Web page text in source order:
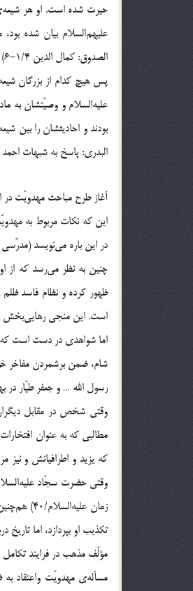
حیرت شده است. او هر شیعه‌ی
علیهم‌السلام بیان شده
الصدوق: کمال الدین 1/4-6)
پس هیچ کدام از بزرگان
علیه‌السلام و وصیّتشان به
بودند و احادیثشان را بین
البدری: پاسخ به شبهات احمد
آغاز طرح مباحث مهدویّت در
این که نکات مربوط به
در این باره می‌نویسد (مدرّسی
چنین به نظر می‌رسد که از
ظهور کرده و نظام فاسد
است. این منجی رهایی‌بخش را
اما شواهدی در دست است که
شام، ضمن برشمردن مفاخر
رسول الله … و جعفر طیّار
وقتی شخص در مقابل
مطالبی که به عنوان
که یزید و اطرافیانش و نیز
وقتی حضرت سجّاد
زمان
تکذیب او بپردازد، اما
مؤلّف مذهب در فرایند تکامل
مسأله‌ی مهدویّت واعتقاد